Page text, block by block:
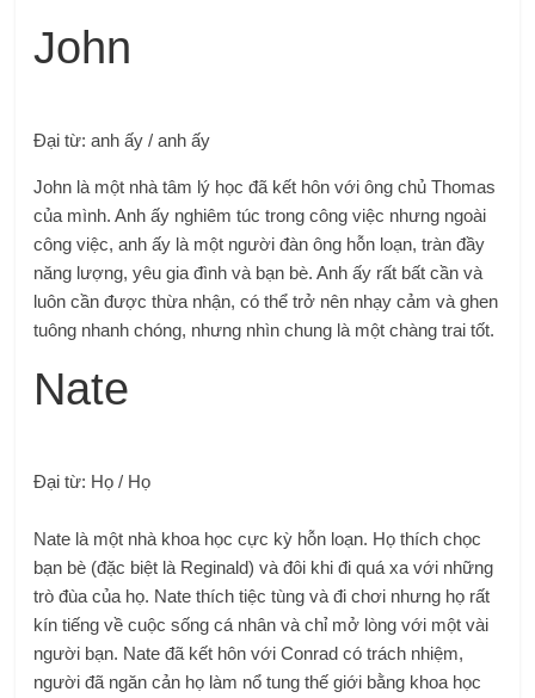
John
Đại từ: anh ấy / anh ấy
John là một nhà tâm lý học đã kết hôn với ông chủ Thomas
của mình. Anh ấy nghiêm túc trong công việc nhưng ngoài
công việc, anh ấy là một người đàn ông hỗn loạn, tràn đầy
năng lượng, yêu gia đình và bạn bè. Anh ấy rất bất cần và
luôn cần được thừa nhận, có thể trở nên nhạy cảm và ghen
tuông nhanh chóng, nhưng nhìn chung là một chàng trai tốt.
Nate
Đại từ: Họ / Họ
​Nate là một nhà khoa học cực kỳ hỗn loạn. Họ thích chọc
bạn bè (đặc biệt là Reginald) và đôi khi đi quá xa với những
trò đùa của họ. Nate thích tiệc tùng và đi chơi nhưng họ rất
kín tiếng về cuộc sống cá nhân và chỉ mở lòng với một vài
người bạn. Nate đã kết hôn với Conrad có trách nhiệm,
người đã ngăn cản họ làm nổ tung thế giới bằng khoa học